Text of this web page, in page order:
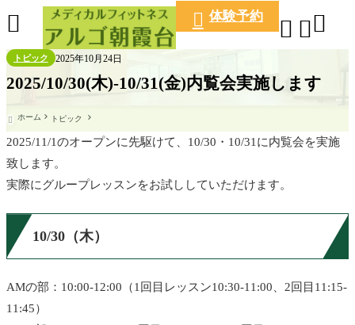
トピック 2025年10月24日
2025/10/30(木)-10/31(金)内覧会実施します
 体験予約  

 ホーム トピック
2025/11/1のオープンに先駆けて、10/30・10/31に内覧会を実施
致します。
実際にグループレッスンをお試ししていただけます。
10/30（木）
AMの部：10:00-12:00（1回目レッスン10:30-11:00、2回目11:15-
11:45）